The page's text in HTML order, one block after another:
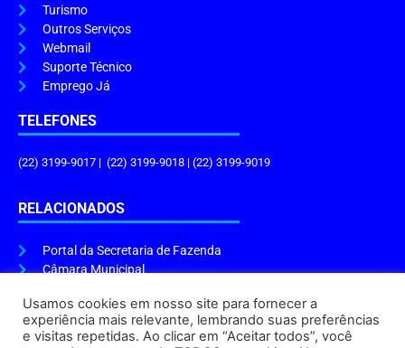
Turismo
Outros Serviços
Webmail
Suporte Técnico
Emprego Já
TELEFONES
(22) 3199-9017 | (22) 3199-9018 | (22) 3199-9019
RELACIONADOS
Portal da Secretaria de Fazenda
Câmara Municipal
ENDEREÇO E HORÁRIO
Usamos cookies em nosso site para fornecer a
experiência mais relevante, lembrando suas preferências
e visitas repetidas. Ao clicar em “Aceitar todos”, você